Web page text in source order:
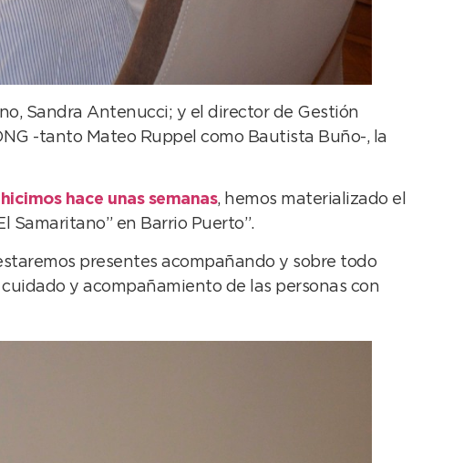
Sandra Antenucci; y el director de Gestión
-tanto Mateo Ruppel como Bautista Buño-, la
hace unas semanas, hemos materializado el
Samaritano” en Barrio Puerto”.
presentes acompañando y sobre todo
y acompañamiento de las personas con